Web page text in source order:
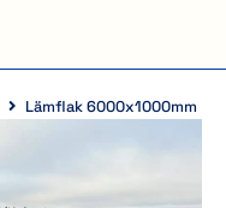
Lämflak 6000x1000mm